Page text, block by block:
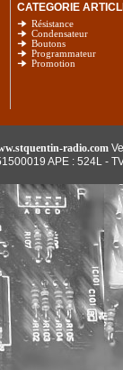
CATEGORIE
Résistance
Condensateur
Boutons
Programmateur
Promotion
radio.com
APE : 524L -